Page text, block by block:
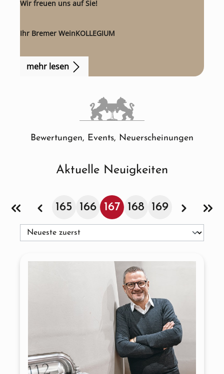
Wir freuen uns auf Sie!
Ihr Bremer WeinKOLLEGIUM
mehr lesen
Bewertungen, Events, Neuerscheinungen
Aktuelle Neuigkeiten
165
Seite
166
Seite
167 168
Seite
169